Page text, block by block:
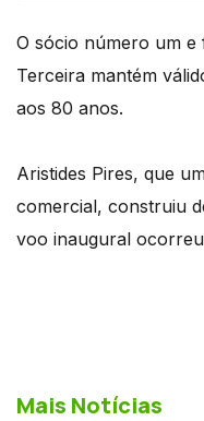
O sócio número um
Terceira mantém
aos 80 anos.
Aristides Pires, que
comercial, construiu
voo inaugural
Mais Notícias